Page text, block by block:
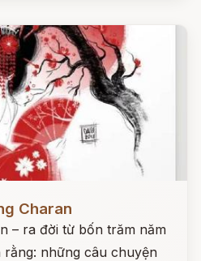
Charan
– ra đời từ bốn trăm năm
những câu chuyện